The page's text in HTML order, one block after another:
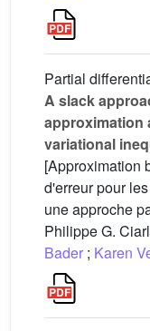
Partial
A slack
approximation
variational
[Approximation
d'erreur pour
une approche
Philippe G.
Bader ; Karen